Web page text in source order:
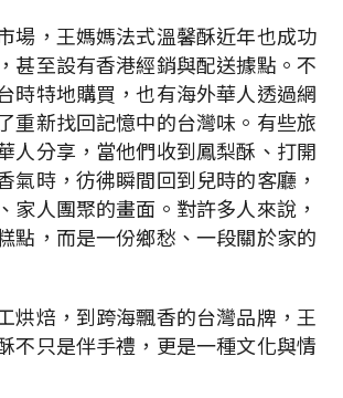
場，王媽媽法式溫馨酥近年也成功
甚至設有香港經銷與配送據點。不
時特地購買，也有海外華人透過網
重新找回記憶中的台灣味。有些旅
人分享，當他們收到鳳梨酥、打開
氣時，彷彿瞬間回到兒時的客廳，
家人團聚的畫面。對許多人來說，
點，而是一份鄉愁、一段關於家的
烘焙，到跨海飄香的台灣品牌，王
不只是伴手禮，更是一種文化與情